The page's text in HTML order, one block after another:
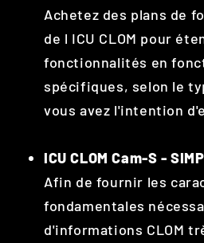
Achetez des plans de
de l ICU CLOM pour
fonctionnalités en
spécifiques, selon le
vous avez l'intention
ICU CLOM Cam-S -
Afin de fournir les
fondamentales
d'informations CLOM